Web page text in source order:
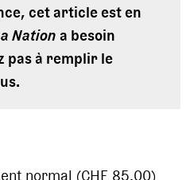
cet article est en
Nationa besoin
pas à remplir le